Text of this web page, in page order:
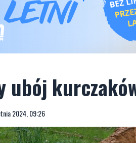
ubój
2024, 09:26